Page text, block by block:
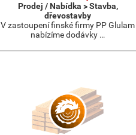
Prodej / Nabídka > Stavba,
dřevostavby
V zastoupení finské firmy PP Glulam
nabízíme dodávky …